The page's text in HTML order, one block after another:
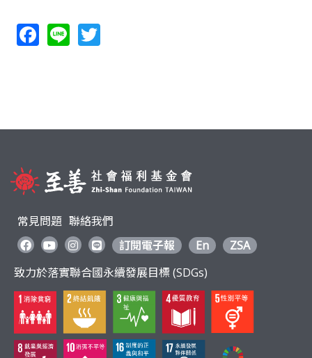
F
ac
o
k
Li
n
常見問題 聯絡我們
訂閱電子報
En
ZSA
致力於落實聯合國永續發展目標 (SDGs)